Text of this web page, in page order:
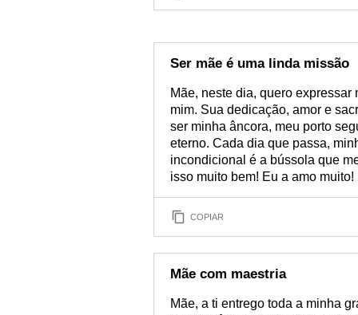
Ser mãe é uma linda missão
Mãe, neste dia, quero
mim. Sua dedicação, amor e
ser minha âncora, meu porto
eterno. Cada dia que passa,
incondicional é a bússola que
isso muito bem! Eu a amo muito!
COPIAR
Mãe com maestria
Mãe, a ti entrego toda a minha